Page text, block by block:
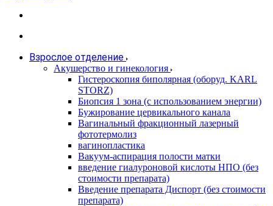
Взрослое отделение
Акушерство и гинекология
Гистероскопия биполярная (оборуд. KARL
STORZ)
Биопсия 1 зона (с использованием энергии)
Бужирование цервикального канала
Вагинальный фракционный лазерный
фототермолиз
вагинопластика
Вакуум-аспирация полости матки
введение гиалуроновой кислоты НПО (без
стоимости препарата)
Введение препарата Диспорт (без стоимости
препарата)